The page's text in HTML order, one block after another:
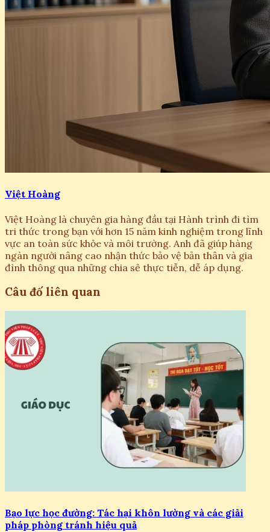
Việt Hoàng
Việt Hoàng là chuyên gia hàng đầu tại Hành trình đi tìm
tri thức trong bạn với hơn 15 năm kinh nghiệm trong lĩnh
vực an toàn sức khỏe và môi trường. Anh đã giúp hàng
ngàn người nâng cao nhận thức bảo vệ bản thân và gia
đình thông qua những chia sẻ thực tiễn, dễ áp dụng.
Câu đố liên quan
Bạo lực học đường: Tác hại khôn lường và các giải
pháp phòng tránh hiệu quả